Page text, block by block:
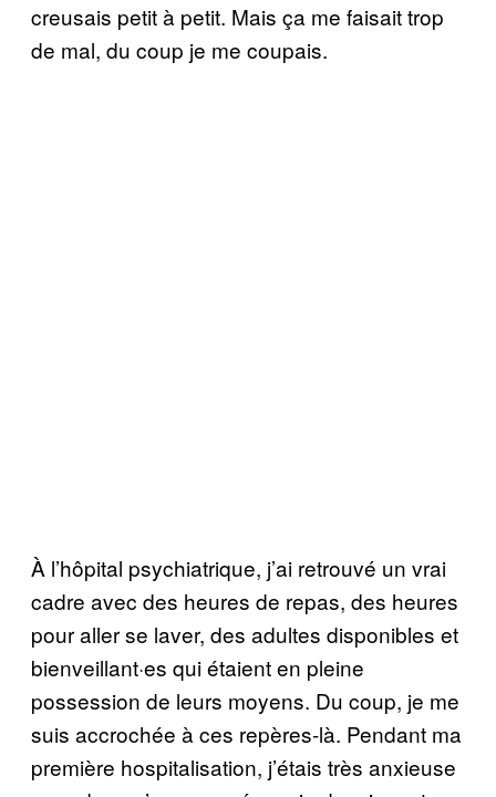
creusais petit à petit. Mais ça me faisait trop
de mal, du coup je me coupais.
À l’hôpital psychiatrique, j’ai retrouvé un vrai
cadre avec des heures de repas, des heures
pour aller se laver, des adultes disponibles et
bienveillant·es qui étaient en pleine
possession de leurs moyens. Du coup, je me
suis accrochée à ces repères-là. Pendant ma
première hospitalisation, j’étais très anxieuse